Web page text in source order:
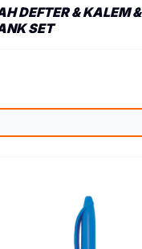
DEFTER & KALEM &
SET